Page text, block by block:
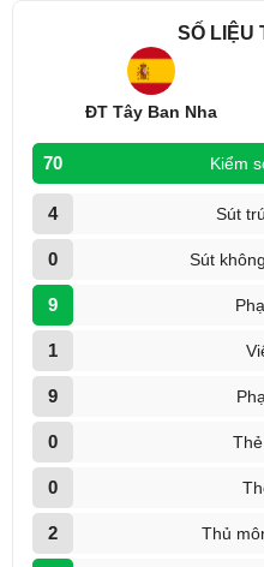
SỐ LIỆU
ĐT Tây Ban Nha
70 Kiểm
4 Sút
0 Sút
9
1
9
0
0
2 Thủ